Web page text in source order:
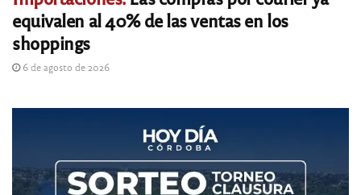
equivalen al 40% de las ventas en los
shoppings
6 de agosto de 2026